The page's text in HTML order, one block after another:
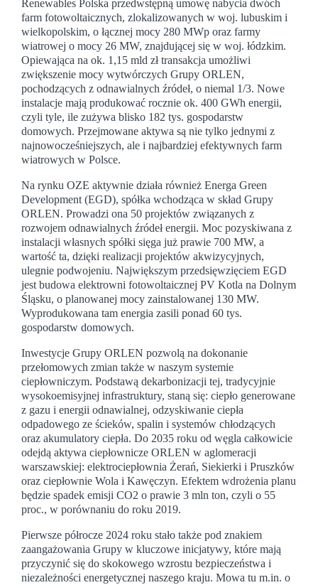
Renewables Polska przedwstępną umowę nabycia dwóch
farm fotowoltaicznych, zlokalizowanych w woj. lubuskim i
wielkopolskim, o łącznej mocy 280 MWp oraz farmy
wiatrowej o mocy 26 MW, znajdującej się w woj. łódzkim.
Opiewająca na ok. 1,15 mld zł transakcja umożliwi
zwiększenie mocy wytwórczych Grupy ORLEN,
pochodzących z odnawialnych źródeł, o niemal 1/3. Nowe
instalacje mają produkować rocznie ok. 400 GWh energii,
czyli tyle, ile zużywa blisko 182 tys. gospodarstw
domowych. Przejmowane aktywa są nie tylko jednymi z
najnowocześniejszych, ale i najbardziej efektywnych farm
wiatrowych w Polsce.
Na rynku OZE aktywnie działa również Energa Green
Development (EGD), spółka wchodząca w skład Grupy
ORLEN. Prowadzi ona 50 projektów związanych z
rozwojem odnawialnych źródeł energii. Moc pozyskiwana z
instalacji własnych spółki sięga już prawie 700 MW, a
wartość ta, dzięki realizacji projektów akwizycyjnych,
ulegnie podwojeniu. Największym przedsięwzięciem EGD
jest budowa elektrowni fotowoltaicznej PV Kotla na Dolnym
Śląsku, o planowanej mocy zainstalowanej 130 MW.
Wyprodukowana tam energia zasili ponad 60 tys.
gospodarstw domowych.
Inwestycje Grupy ORLEN pozwolą na dokonanie
przełomowych zmian także w naszym systemie
ciepłowniczym. Podstawą dekarbonizacji tej, tradycyjnie
wysokoemisyjnej infrastruktury, staną się: ciepło generowane
z gazu i energii odnawialnej, odzyskiwanie ciepła
odpadowego ze ścieków, spalin i systemów chłodzących
oraz akumulatory ciepła. Do 2035 roku od węgla całkowicie
odejdą aktywa ciepłownicze ORLEN w aglomeracji
warszawskiej: elektrociepłownia Żerań, Siekierki i Pruszków
oraz ciepłownie Wola i Kawęczyn. Efektem wdrożenia planu
będzie spadek emisji CO2 o prawie 3 mln ton, czyli o 55
proc., w porównaniu do roku 2019.
Pierwsze półrocze 2024 roku stało także pod znakiem
zaangażowania Grupy w kluczowe inicjatywy, które mają
przyczynić się do skokowego wzrostu bezpieczeństwa i
niezależności energetycznej naszego kraju. Mowa tu m.in. o